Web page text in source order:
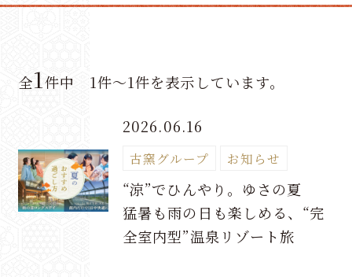
全1件中 1件～1件を表示しています。
2026.06.16
古窯グループ お知らせ
“涼”でひんやり。ゆさの夏
猛暑も雨の日も楽しめる、“完
全室内型”温泉リゾート旅
予約確認・変更・キャンセル
おふろCafé
お料理